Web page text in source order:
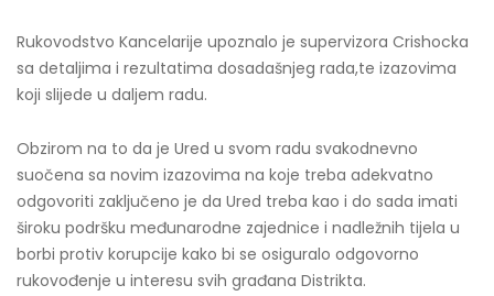
Rukovodstvo Kancelarije upoznalo je supervizora Crishocka
sa detaljima i rezultatima dosadašnjeg rada,te izazovima
koji slijede u daljem radu.
Obzirom na to da je Ured u svom radu svakodnevno
suočena sa novim izazovima na koje treba adekvatno
odgovoriti zaključeno je da Ured treba kao i do sada imati
široku podršku međunarodne zajednice i nadležnih tijela u
borbi protiv korupcije kako bi se osiguralo odgovorno
rukovođenje u interesu svih građana Distrikta.